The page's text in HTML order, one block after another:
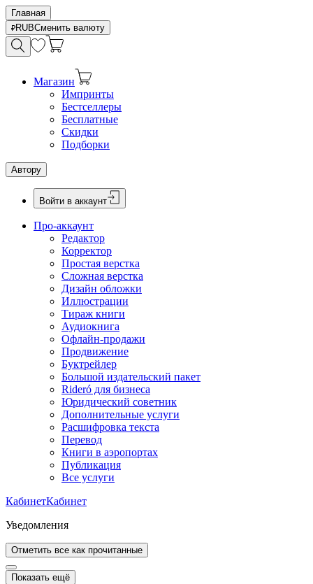
Главная
RUBСменить валюту
Магазин
Импринты
Бестселлеры
Бесплатные
Скидки
Подборки
Автору
Войти в аккаунт
Про-аккаунт
Редактор
Корректор
Простая верстка
Сложная верстка
Дизайн обложки
Иллюстрации
Тираж книги
Аудиокнига
Офлайн-продажи
Продвижение
Буктрейлер
Большой издательский пакет
Rideró для бизнеса
Юридический советник
Дополнительные услуги
Расшифровка текста
Перевод
Книги в аэропортах
Публикация
Все услуги
КабинетКабинет
Уведомления
Отметить все как прочитанные
Показать ещё